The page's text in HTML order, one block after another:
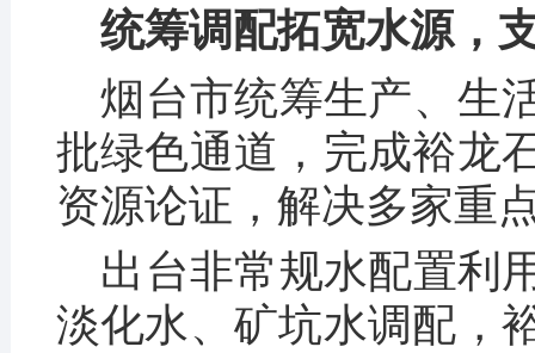
统筹调配拓宽水源，
烟台市统筹生产、生
批绿色通道，完成裕龙
资源论证，解决多家重
出台非常规水配置利
淡化水、矿坑水调配，